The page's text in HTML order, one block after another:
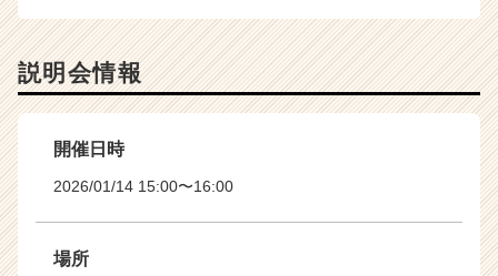
説明会情報
開催日時
2026/01/14 15:00〜16:00
場所